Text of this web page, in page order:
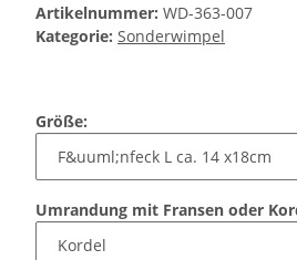
Artikelnummer: WD-363-007
Kategorie: Sonderwimpel
Größe:
Umrandung mit Fransen oder